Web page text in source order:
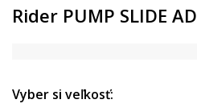
Rider PUMP SLIDE AD
Vyber si veľkosť: